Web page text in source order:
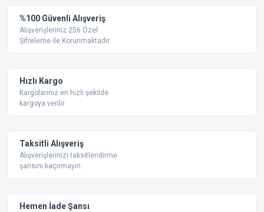
Ürün resmi kalitesiz, bozuk veya görüntülenemiyor.
Ürün açıklamasında eksik bilgiler bulunuyor.
Bu ürüne benzer farklı alternatifler olmalı.
%100 Güvenli Alışveriş
Alışverişleriniz 256 Özel
Şifreleme ile Korunmaktadır.
Hızlı Kargo
Kargolarınız en hızlı şekilde
kargoya verilir
Taksitli Alışveriş
Alışverişlerinizi taksitlendirme
şansını kaçırmayın.
Hemen İade Şansı